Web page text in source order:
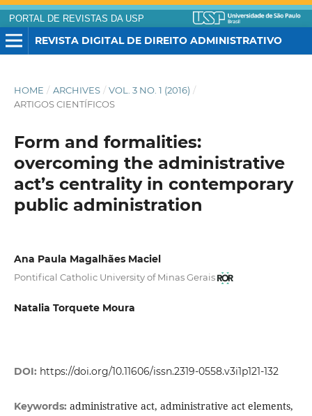
PORTAL DE REVISTAS DA USP
REVISTA DIGITAL DE DIREITO ADMINISTRATIVO
HOME / ARCHIVES / VOL. 3 NO. 1 (2016) /
ARTIGOS CIENTÍFICOS
Form and formalities:
overcoming the administrative
act’s centrality in contemporary
public administration
Ana Paula Magalhães Maciel
Pontifical Catholic University of Minas Gerais
Natalia Torquete Moura
DOI: https://doi.org/10.11606/issn.2319-0558.v3i1p121-132
Keywords: administrative act, administrative act elements,